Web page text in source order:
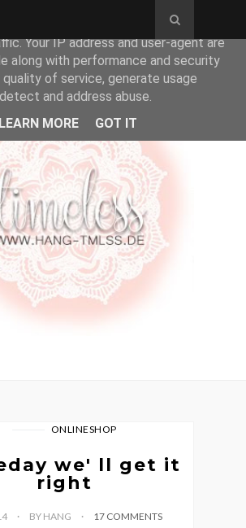
ONLINESHOP
we' ll get it
right
BY HANG 17 COMMENTS
from Google to deliver its services
Your IP address and user-agent are
along with performance and security
of service, generate usage
and address abuse.
LEARN MORE
GOT IT